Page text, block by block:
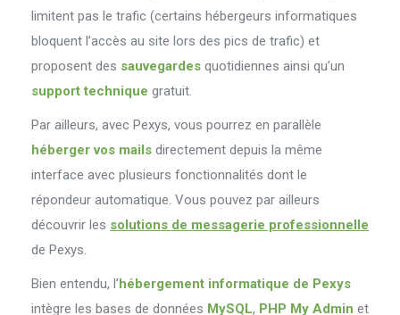
limitent pas le trafic (certains hébergeurs informatiques
bloquent l’accès au site lors des pics de trafic) et
proposent des sauvegardes quotidiennes ainsi qu’un
support technique gratuit.
Par ailleurs, avec Pexys, vous pourrez en parallèle
héberger vos mails directement depuis la même
interface avec plusieurs fonctionnalités dont le
répondeur automatique. Vous pouvez par ailleurs
découvrir les solutions de messagerie professionnelle
de Pexys.
Bien entendu, l’hébergement informatique de Pexys
intègre les bases de données MySQL, PHP My Admin et